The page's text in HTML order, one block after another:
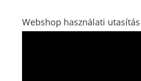
Webshop használati